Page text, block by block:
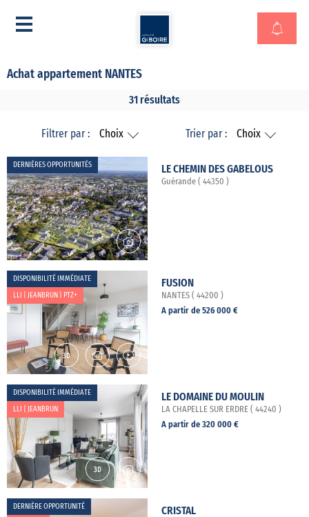
Achat appartement NANTES
31 résultats
Filtrer par : Choix Trier par : Choix
DERNIÈRES OPPORTUNITÉS LE CHEMIN DES GABELOUS
Guérande ( 44350 )
DISPONIBILITÉ IMMÉDIATE
LLI | JEANBRUN | PTZ+
FUSION
NANTES ( 44200 )
A partir de 526 000 €
DISPONIBILITÉ IMMÉDIATE
LLI | JEANBRUN
LE DOMAINE DU MOULIN
LA CHAPELLE SUR ERDRE ( 44240 )
A partir de 320 000 €
DERNIÈRE OPPORTUNITÉ CRISTAL